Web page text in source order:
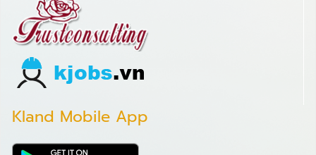
Kland Mobile App